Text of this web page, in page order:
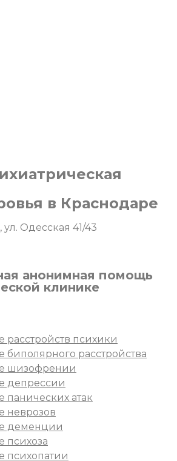
в Краснодаре
ул. Одесская 41/43
анонимная помощь
клинике
расстройств психики
биполярного расстройства
шизофрении
депрессии
панических атак
неврозов
деменции
психоза
психопатии